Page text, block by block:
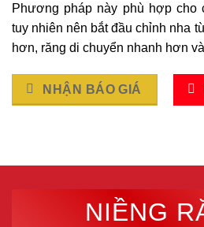
Phương pháp này phù hợp
tuy nhiên nên bắt đầu chỉnh nha
hơn, răng di chuyển nhanh hơn
NHẬN BÁO GIÁ
NIỀNG